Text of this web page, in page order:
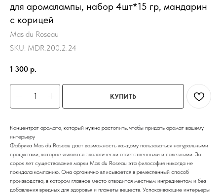
для аромалампы, набор 4шт*15 гр, мандарин
с корицей
Mas du Roseau
SKU: MDR.200.2.24
1 300 р.
КУПИТЬ
Концентрат аромата, который нужно растопить, чтобы придать аромат вашему
интерьеру
Фабрика Mas du Roseau дает возможность каждому пользоваться натуральными
продуктами, которые являются экологически ответственными и полезными. За
сорок лет существования марки Mas du Roseau эта философия никогда не
покидала компанию. Она органично вписывается в ремесленный способ
производства, в котором главное место отводится местным ингредиентам и без
добавления вредных для здоровья и планеты веществ. Успокаивающие интерьеры